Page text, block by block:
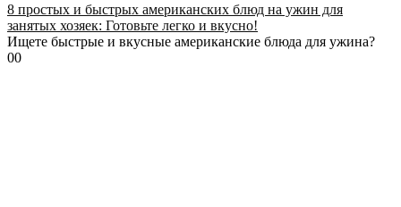
8 простых и быстрых американских блюд на ужин для
занятых хозяек: Готовьте легко и вкусно!
Ищете быстрые и вкусные американские блюда для ужина?
00